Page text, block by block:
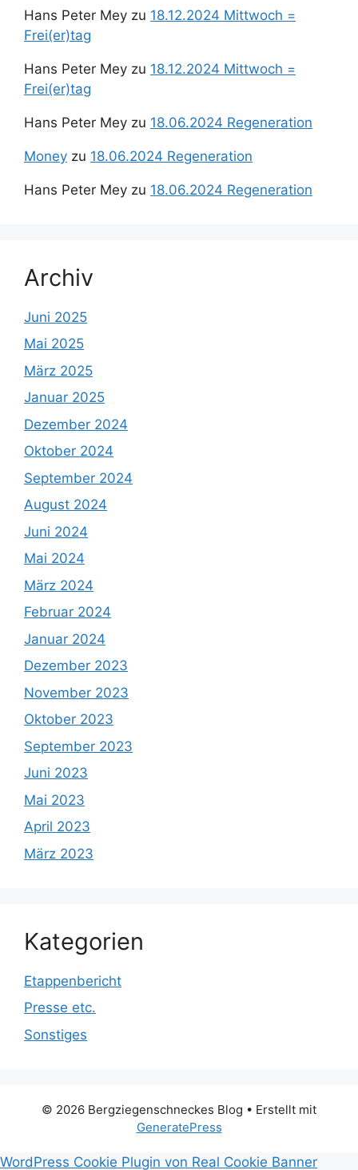
Hans Peter Mey zu 18.12.2024 Mittwoch =
Frei(er)tag
Hans Peter Mey zu 18.12.2024 Mittwoch =
Frei(er)tag
Hans Peter Mey zu 18.06.2024 Regeneration
Money zu 18.06.2024 Regeneration
Hans Peter Mey zu 18.06.2024 Regeneration
Archiv
Juni 2025
Mai 2025
März 2025
Januar 2025
Dezember 2024
Oktober 2024
September 2024
August 2024
Juni 2024
Mai 2024
März 2024
Februar 2024
Januar 2024
Dezember 2023
November 2023
Oktober 2023
September 2023
Juni 2023
Mai 2023
April 2023
März 2023
Kategorien
Etappenbericht
Presse etc.
Sonstiges
© 2026 Bergziegenschneckes Blog • Erstellt mit
GeneratePress
WordPress Cookie Plugin von Real Cookie Banner